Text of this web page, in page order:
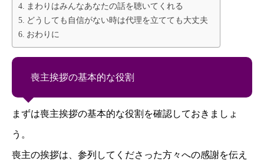
まわりはみんなあなたの話を聴いてくれる
どうしても自信がない時は代理を立てても大丈夫
おわりに
喪主挨拶の基本的な役割
まずは喪主挨拶の基本的な役割を確認しておきましょ
う。
喪主の挨拶は、参列してくださった方々への感謝を伝え